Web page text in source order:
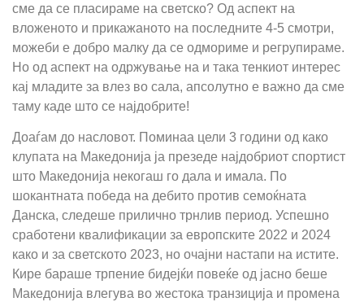
сме да се пласираме на светско? Од аспект на
вложеното и прикажаното на последните 4-5 смотри,
можеби е добро малку да се одмориме и регрупираме.
Но од аспект на одржување на и така тенкиот интерес
кај младите за влез во сала, апсолутно е важно да сме
таму каде што се најдобрите!
Доаѓам до насловот. Поминаа цели 3 години од како
клупата на Македонија ја презеде најдобриот спортист
што Македонија некогаш го дала и имала. По
шокантната победа на дебито против семоќната
Данска, следеше прилично трнлив период. Успешно
сработени квалификации за европските 2022 и 2024
како и за светското 2023, но очајни настапи на истите.
Кире бараше трпение бидејќи повеќе од јасно беше
Македонија влегува во жестока транзиција и промена